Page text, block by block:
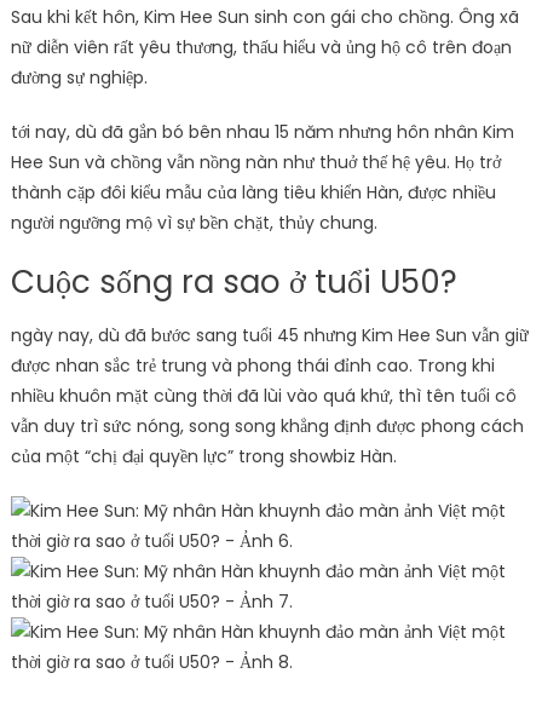
Sau khi kết hôn, Kim Hee Sun sinh con gái cho chồng. Ông xã
nữ diễn viên rất yêu thương, thấu hiểu và ủng hộ cô trên đoạn
đường sự nghiệp.
tới nay, dù đã gắn bó bên nhau 15 năm nhưng hôn nhân Kim
Hee Sun và chồng vẫn nồng nàn như thuở thế hệ yêu. Họ trở
thành cặp đôi kiểu mẫu của làng tiêu khiển Hàn, được nhiều
người ngưỡng mộ vì sự bền chặt, thủy chung.
Cuộc sống ra sao ở tuổi U50?
ngày nay, dù đã bước sang tuổi 45 nhưng Kim Hee Sun vẫn giữ
được nhan sắc trẻ trung và phong thái đỉnh cao. Trong khi
nhiều khuôn mặt cùng thời đã lùi vào quá khứ, thì tên tuổi cô
vẫn duy trì sức nóng, song song khẳng định được phong cách
của một “chị đại quyền lực” trong showbiz Hàn.